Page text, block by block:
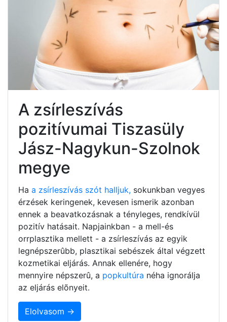
A zsírleszívás
pozitívumai Tiszasüly
Jász-Nagykun-Szolnok
megye
Ha a zsírleszívás szót halljuk, sokunkban vegyes
érzések keringenek, kevesen ismerik azonban
ennek a beavatkozásnak a tényleges, rendkívül
pozitív hatásait. Napjainkban - a mell-és
orrplasztika mellett - a zsírleszívás az egyik
legnépszerûbb, plasztikai sebészek által végzett
kozmetikai eljárás. Annak ellenére, hogy
mennyire népszerû, a popkultúra néha ignorálja
az eljárás elõnyeit.
Elolvasom →